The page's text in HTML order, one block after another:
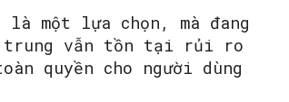
một lựa chọn, mà đang
trung vẫn tồn tại rủi ro
quyền cho người dùng